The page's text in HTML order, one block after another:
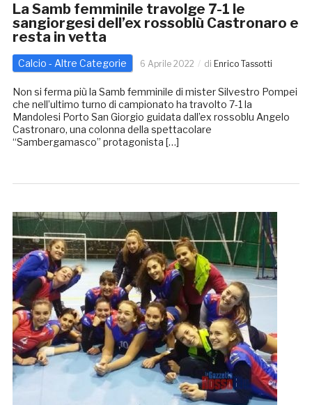
La Samb femminile travolge 7-1 le
sangiorgesi dell’ex rossoblù Castronaro e
resta in vetta
Calcio - Altre Categorie 6 Aprile 2022 di Enrico Tassotti
Non si ferma più la Samb femminile di mister Silvestro Pompei
che nell’ultimo turno di campionato ha travolto 7-1 la
Mandolesi Porto San Giorgio guidata dall’ex rossoblu Angelo
Castronaro, una colonna della spettacolare
“Sambergamasco” protagonista […]